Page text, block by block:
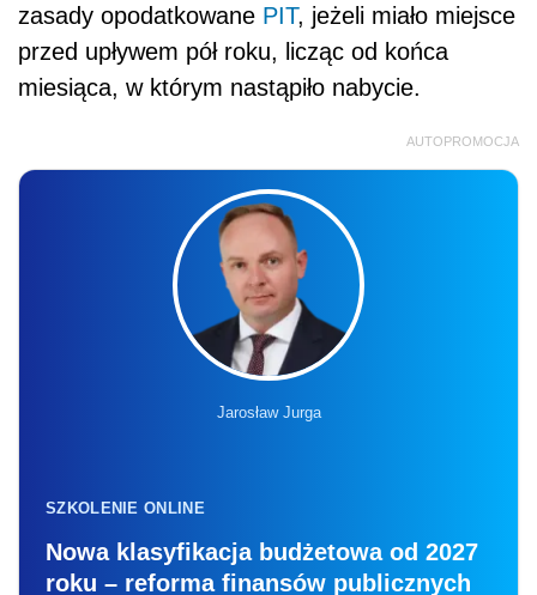
zasady opodatkowane PIT, jeżeli miało miejsce
przed upływem pół roku, licząc od końca
miesiąca, w którym nastąpiło nabycie.
AUTOPROMOCJA
Jarosław Jurga
SZKOLENIE ONLINE
Nowa klasyfikacja budżetowa od 2027
roku – reforma finansów publicznych